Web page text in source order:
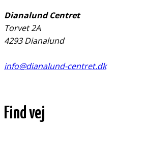
Dianalund Centret
Torvet 2A
4293 Dianalund
info@dianalund-centret.dk
Find vej